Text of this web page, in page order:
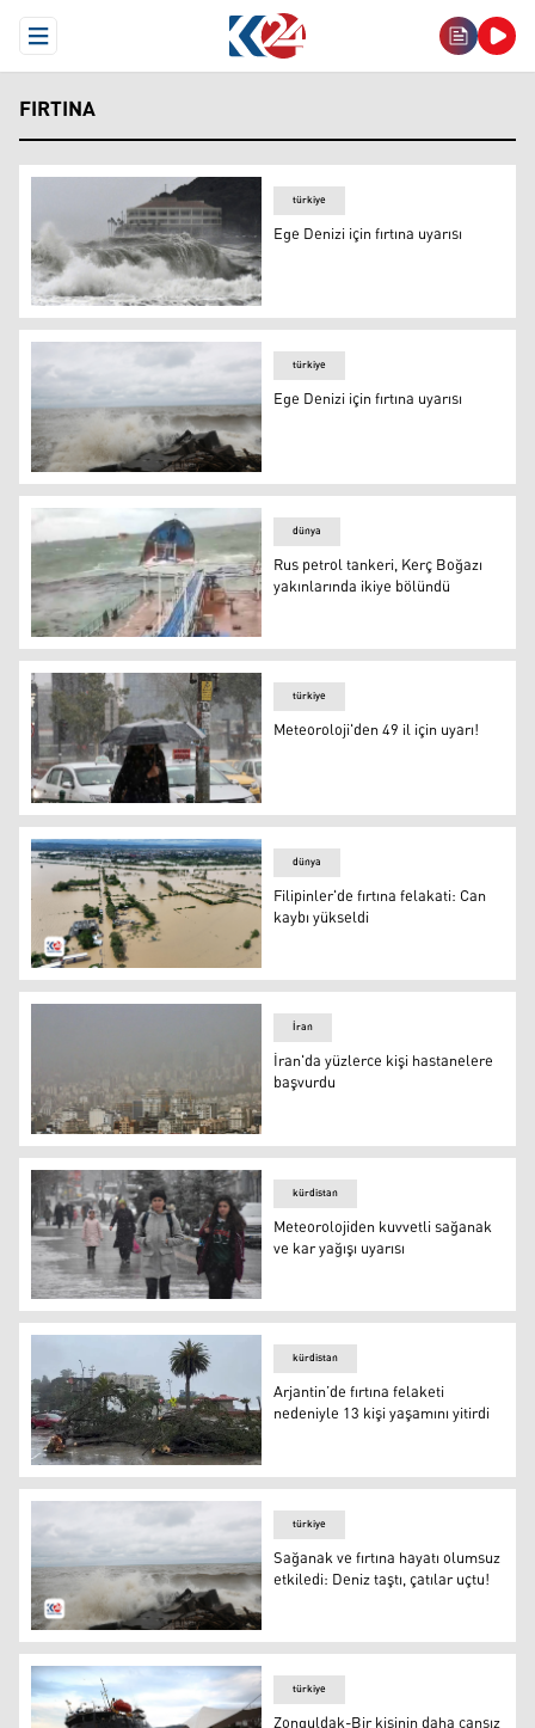
Open Menu
FIRTINA
Ege Denizi için fırtına uyarısı
türkiye
Ege Denizi için fırtına uyarısı
Ege Denizi için fırtına uyarısı
türkiye
Ege Denizi için fırtına uyarısı
Rus petrol tankeri, Kerç Boğazı yakınlarında ikiye
dünya
Rus petrol tankeri, Kerç Boğazı
yakınlarında ikiye bölündü
Meteoroloji'den 49 il için uyarı!
türkiye
Meteoroloji'den 49 il için uyarı!
Filipinler'de fırtına felakati: Can kaybı yükseldi
dünya
Filipinler'de fırtına felakati: Can
kaybı yükseldi
İran'da yüzlerce kişi hastanelere başvurdu
İran
İran'da yüzlerce kişi hastanelere
başvurdu
Meteorolojiden kuvvetli sağanak ve kar yağışı uyarısı
kürdistan
Meteorolojiden kuvvetli sağanak
ve kar yağışı uyarısı
Arjantin’de fırtına felaketi nedeniyle 13 kişi yaşamını
kürdistan
Arjantin’de fırtına felaketi
nedeniyle 13 kişi yaşamını yitirdi
Sağanak ve fırtına hayatı olumsuz etkiledi: Deniz taştı,
türkiye
Sağanak ve fırtına hayatı olumsuz
etkiledi: Deniz taştı, çatılar uçtu!
türkiye